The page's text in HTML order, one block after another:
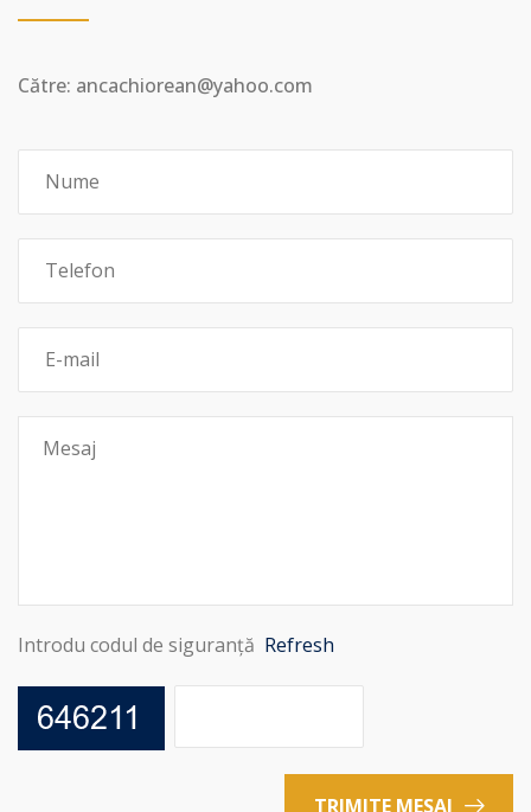
Către: ancachiorean@yahoo.com
Introdu codul de siguranță Refresh
TRIMITE MESAJ